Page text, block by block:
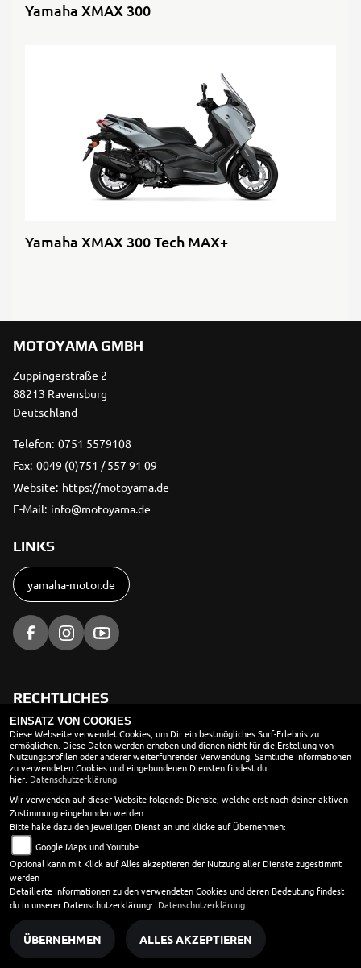
Yamaha XMAX 300
Yamaha XMAX 300 Tech MAX+
MOTOYAMA GMBH
Zuppingerstraße 2
88213 Ravensburg
Deutschland
Telefon: 0751 5579108
Fax: 0049 (0)751 / 557 91 09
Website: https://motoyama.de
E-Mail: info@motoyama.de
LINKS
yamaha-motor.de
RECHTLICHES
AGB
Impressum
Datenschutz
Disclaimer
Barrierefreiheit
Batteriegesetz
Altölverordnung
EINSATZ VON COOKIES
Diese Webseite verwendet Cookies, um Dir ein bestmögliches Surf-Erlebnis zu
ermöglichen. Diese Daten werden erhoben und dienen nicht für die Erstellung von
Nutzungsprofilen oder anderer weiterführender Verwendung. Sämtliche Informationen
zu verwendeten Cookies und eingebundenen Diensten findest du
hier: Datenschutzerklärung
Wir verwenden auf dieser Website folgende Dienste, welche erst nach deiner aktiven
Zustimmung eingebunden werden.
Bitte hake dazu den jeweiligen Dienst an und klicke auf Übernehmen:
Google Maps und Youtube
Optional kann mit Klick auf Alles akzeptieren der Nutzung aller Dienste zugestimmt
werden
Detailierte Informationen zu den verwendeten Cookies und deren Bedeutung findest
du in unserer Datenschutzerklärung: Datenschutzerklärung
ÜBERNEHMEN ALLES AKZEPTIEREN